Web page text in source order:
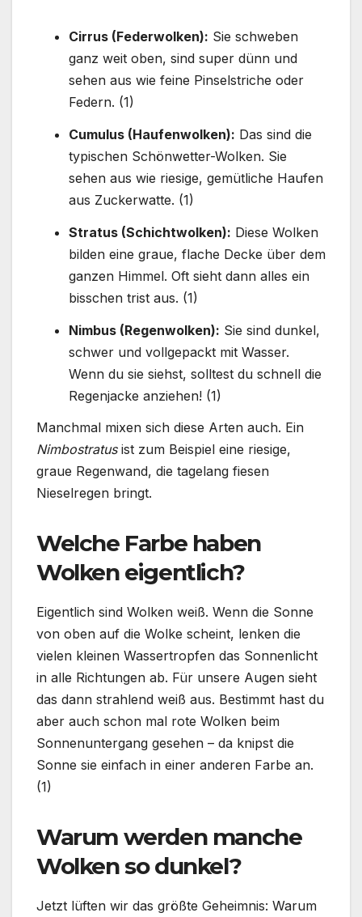
Cirrus (Federwolken): Sie schweben
ganz weit oben, sind super dünn und
sehen aus wie feine Pinselstriche oder
Federn. (1)
Cumulus (Haufenwolken): Das sind die
typischen Schönwetter-Wolken. Sie
sehen aus wie riesige, gemütliche Haufen
aus Zuckerwatte. (1)
Stratus (Schichtwolken): Diese Wolken
bilden eine graue, flache Decke über dem
ganzen Himmel. Oft sieht dann alles ein
bisschen trist aus. (1)
Nimbus (Regenwolken): Sie sind dunkel,
schwer und vollgepackt mit Wasser.
Wenn du sie siehst, solltest du schnell die
Regenjacke anziehen! (1)
Manchmal mixen sich diese Arten auch. Ein
Nimbostratusist zum Beispiel eine riesige,
graue Regenwand, die tagelang fiesen
Nieselregen bringt.
Welche Farbe haben
Wolken eigentlich?
Eigentlich sind Wolken weiß. Wenn die Sonne
von oben auf die Wolke scheint, lenken die
vielen kleinen Wassertropfen das Sonnenlicht
in alle Richtungen ab. Für unsere Augen sieht
das dann strahlend weiß aus. Bestimmt hast du
aber auch schon mal rote Wolken beim
Sonnenuntergang gesehen – da knipst die
Sonne sie einfach in einer anderen Farbe an.
(1)
Warum werden manche
Wolken so dunkel?
Jetzt lüften wir das größte Geheimnis: Warum